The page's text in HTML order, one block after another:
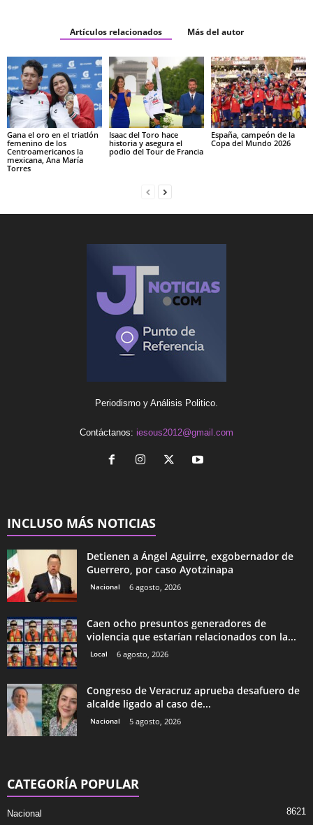
Artículos relacionados Más del autor
Gana el oro en el triatlón
femenino de los
Centroamericanos la
mexicana, Ana María
Torres
Isaac del Toro hace
historia y asegura el
podio del Tour de Francia
España, campeón de la
Copa del Mundo 2026
Periodismo y Análisis Politico.
Contáctanos: iesous2012@gmail.com
INCLUSO MÁS NOTICIAS
Detienen a Ángel Aguirre, exgobernador de
Guerrero, por caso Ayotzinapa
Nacional 6 agosto, 2026
Caen ocho presuntos generadores de
violencia que estarían relacionados con la...
Local 6 agosto, 2026
Congreso de Veracruz aprueba desafuero de
alcalde ligado al caso de...
Nacional 5 agosto, 2026
CATEGORÍA POPULAR
Nacional 8621